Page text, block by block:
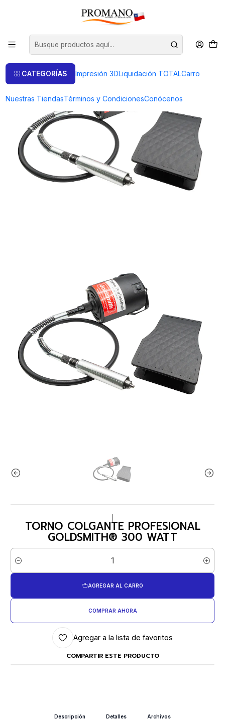
CATEGORÍAS Impresión 3DLiquidación TOTALCarro
Nuestras TiendasTérminos y CondicionesConócenos
Inicio Sin Descuento
TORNO COLGANTE PROFESIONAL GOLDSMITH® 300 WATT
TORNO COLGANTE PROFESIONAL
GOLDSMITH® 300 WATT
Cantidad
AGREGAR AL CARRO
COMPRAR AHORA
Agregar a la lista de favoritos
COMPARTIR ESTE PRODUCTO
Descripción Detalles Archivos